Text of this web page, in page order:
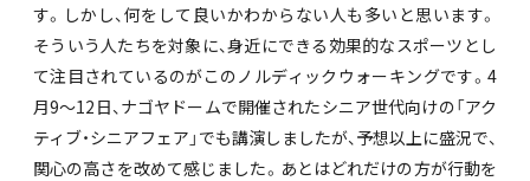
す。しかし、何をして良いかわからない人も多いと思います。
そういう人たちを対象に、身近にできる効果的なスポーツとし
て注目されているのがこのノルディックウォーキングです。4
月9～12日、ナゴヤドームで開催されたシニア世代向けの「アク
ティブ・シニアフェア」でも講演しましたが、予想以上に盛況で、
関心の高さを改めて感じました。あとはどれだけの方が行動を